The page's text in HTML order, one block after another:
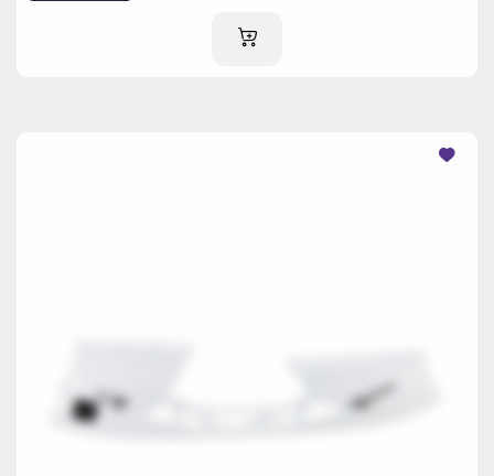
IM WARENKORB